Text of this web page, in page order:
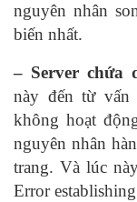
nguyên nhân
biến nhất.
– Server chứa
này đến từ vấn
không hoạt
nguyên nhân
trang. Và lúc
Error